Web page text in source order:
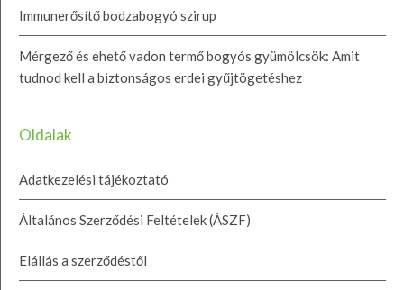
Immunerősítő bodzabogyó szirup
Mérgező és ehető vadon termő bogyós gyümölcsök: Amit
tudnod kell a biztonságos erdei gyűjtögetéshez
Oldalak
Adatkezelési tájékoztató
Általános Szerződési Feltételek (ÁSZF)
Elállás a szerződéstől